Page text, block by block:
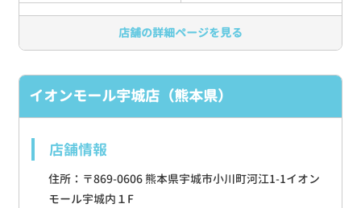
店舗の詳細ページを見る
イオンモール宇城店（熊本県）
店舗情報
住所：〒869-0606 熊本県宇城市小川町河江1-1イオン
モール宇城内１F